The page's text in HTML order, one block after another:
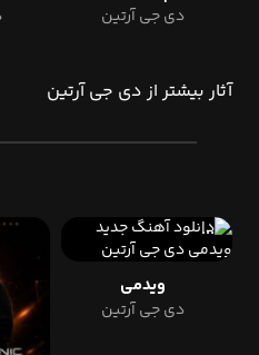
دی جی آرتین
آثار بیشتر از دی جی آرتین
ویدمی
دی جی آرتین